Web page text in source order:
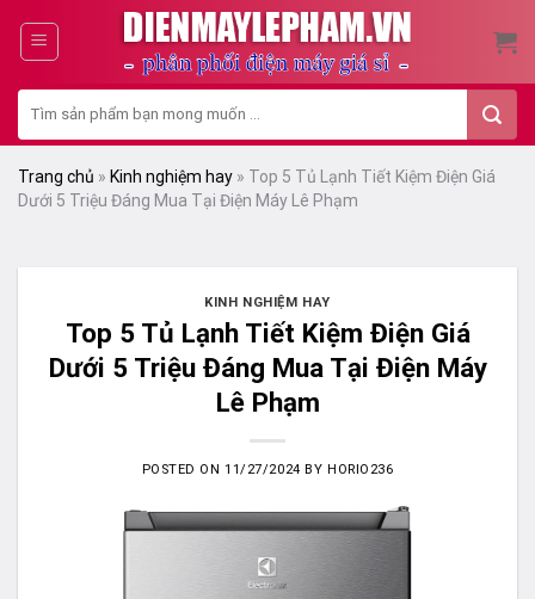
kiếm:
Trang chủ » Kinh nghiệm hay » Top 5 Tủ Lạnh Tiết Kiệm Điện Giá
Dưới 5 Triệu Đáng Mua Tại Điện Máy Lê Phạm
KINH NGHIỆM HAY
Top 5 Tủ Lạnh Tiết Kiệm Điện Giá
Dưới 5 Triệu Đáng Mua Tại Điện Máy
Lê Phạm
POSTED ON11/27/2024 BY HORIO236